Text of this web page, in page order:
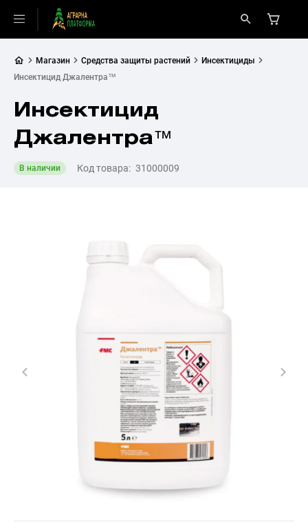
Магазин Средства защиты растений
Инсектициды
Инсектицид Джалентра™
Инсектицид
Джалентра™
В наличии Код товара: 31000009